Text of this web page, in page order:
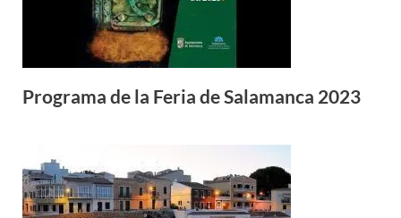
Programa de la Feria de Salamanca 2023